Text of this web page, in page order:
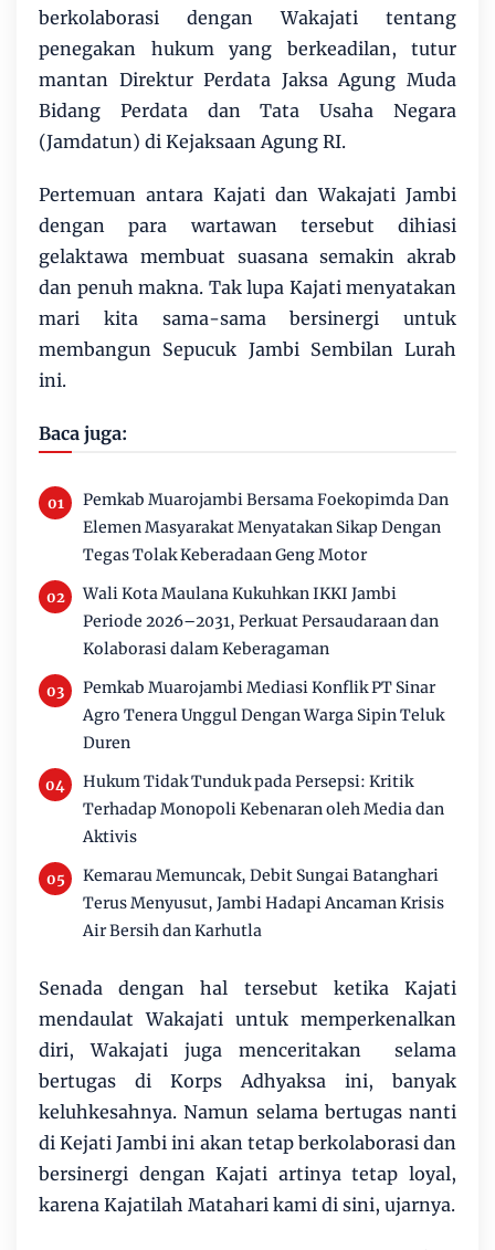
berkolaborasi dengan Wakajati tentang
penegakan hukum yang berkeadilan, tutur
mantan Direktur Perdata Jaksa Agung Muda
Bidang Perdata dan Tata Usaha Negara
(Jamdatun) di Kejaksaan Agung RI.
Pertemuan antara Kajati dan Wakajati Jambi
dengan para wartawan tersebut dihiasi
gelaktawa membuat suasana semakin akrab
dan penuh makna. Tak lupa Kajati menyatakan
mari kita sama-sama bersinergi untuk
membangun Sepucuk Jambi Sembilan Lurah
ini.
Baca juga:
Pemkab Muarojambi Bersama Foekopimda Dan
Elemen Masyarakat Menyatakan Sikap Dengan
Tegas Tolak Keberadaan Geng Motor
Wali Kota Maulana Kukuhkan IKKI Jambi
Periode 2026–2031, Perkuat Persaudaraan dan
Kolaborasi dalam Keberagaman
Pemkab Muarojambi Mediasi Konflik PT Sinar
Agro Tenera Unggul Dengan Warga Sipin Teluk
Duren
Hukum Tidak Tunduk pada Persepsi: Kritik
Terhadap Monopoli Kebenaran oleh Media dan
Aktivis
Kemarau Memuncak, Debit Sungai Batanghari
Terus Menyusut, Jambi Hadapi Ancaman Krisis
Air Bersih dan Karhutla
Senada dengan hal tersebut ketika Kajati
mendaulat Wakajati untuk memperkenalkan
diri, Wakajati juga menceritakan selama
bertugas di Korps Adhyaksa ini, banyak
keluhkesahnya. Namun selama bertugas nanti
di Kejati Jambi ini akan tetap berkolaborasi dan
bersinergi dengan Kajati artinya tetap loyal,
karena Kajatilah Matahari kami di sini, ujarnya.